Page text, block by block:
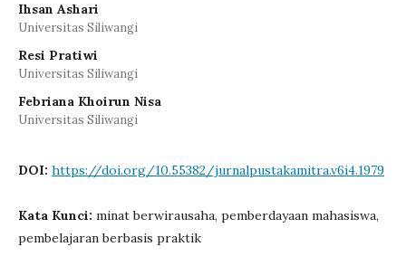
Ihsan Ashari
Universitas Siliwangi
Resi Pratiwi
Universitas Siliwangi
Febriana Khoirun Nisa
Universitas Siliwangi
DOI: https://doi.org/10.55382/jurnalpustakamitra.v6i4.1979
Kata Kunci: minat berwirausaha, pemberdayaan mahasiswa,
pembelajaran berbasis praktik